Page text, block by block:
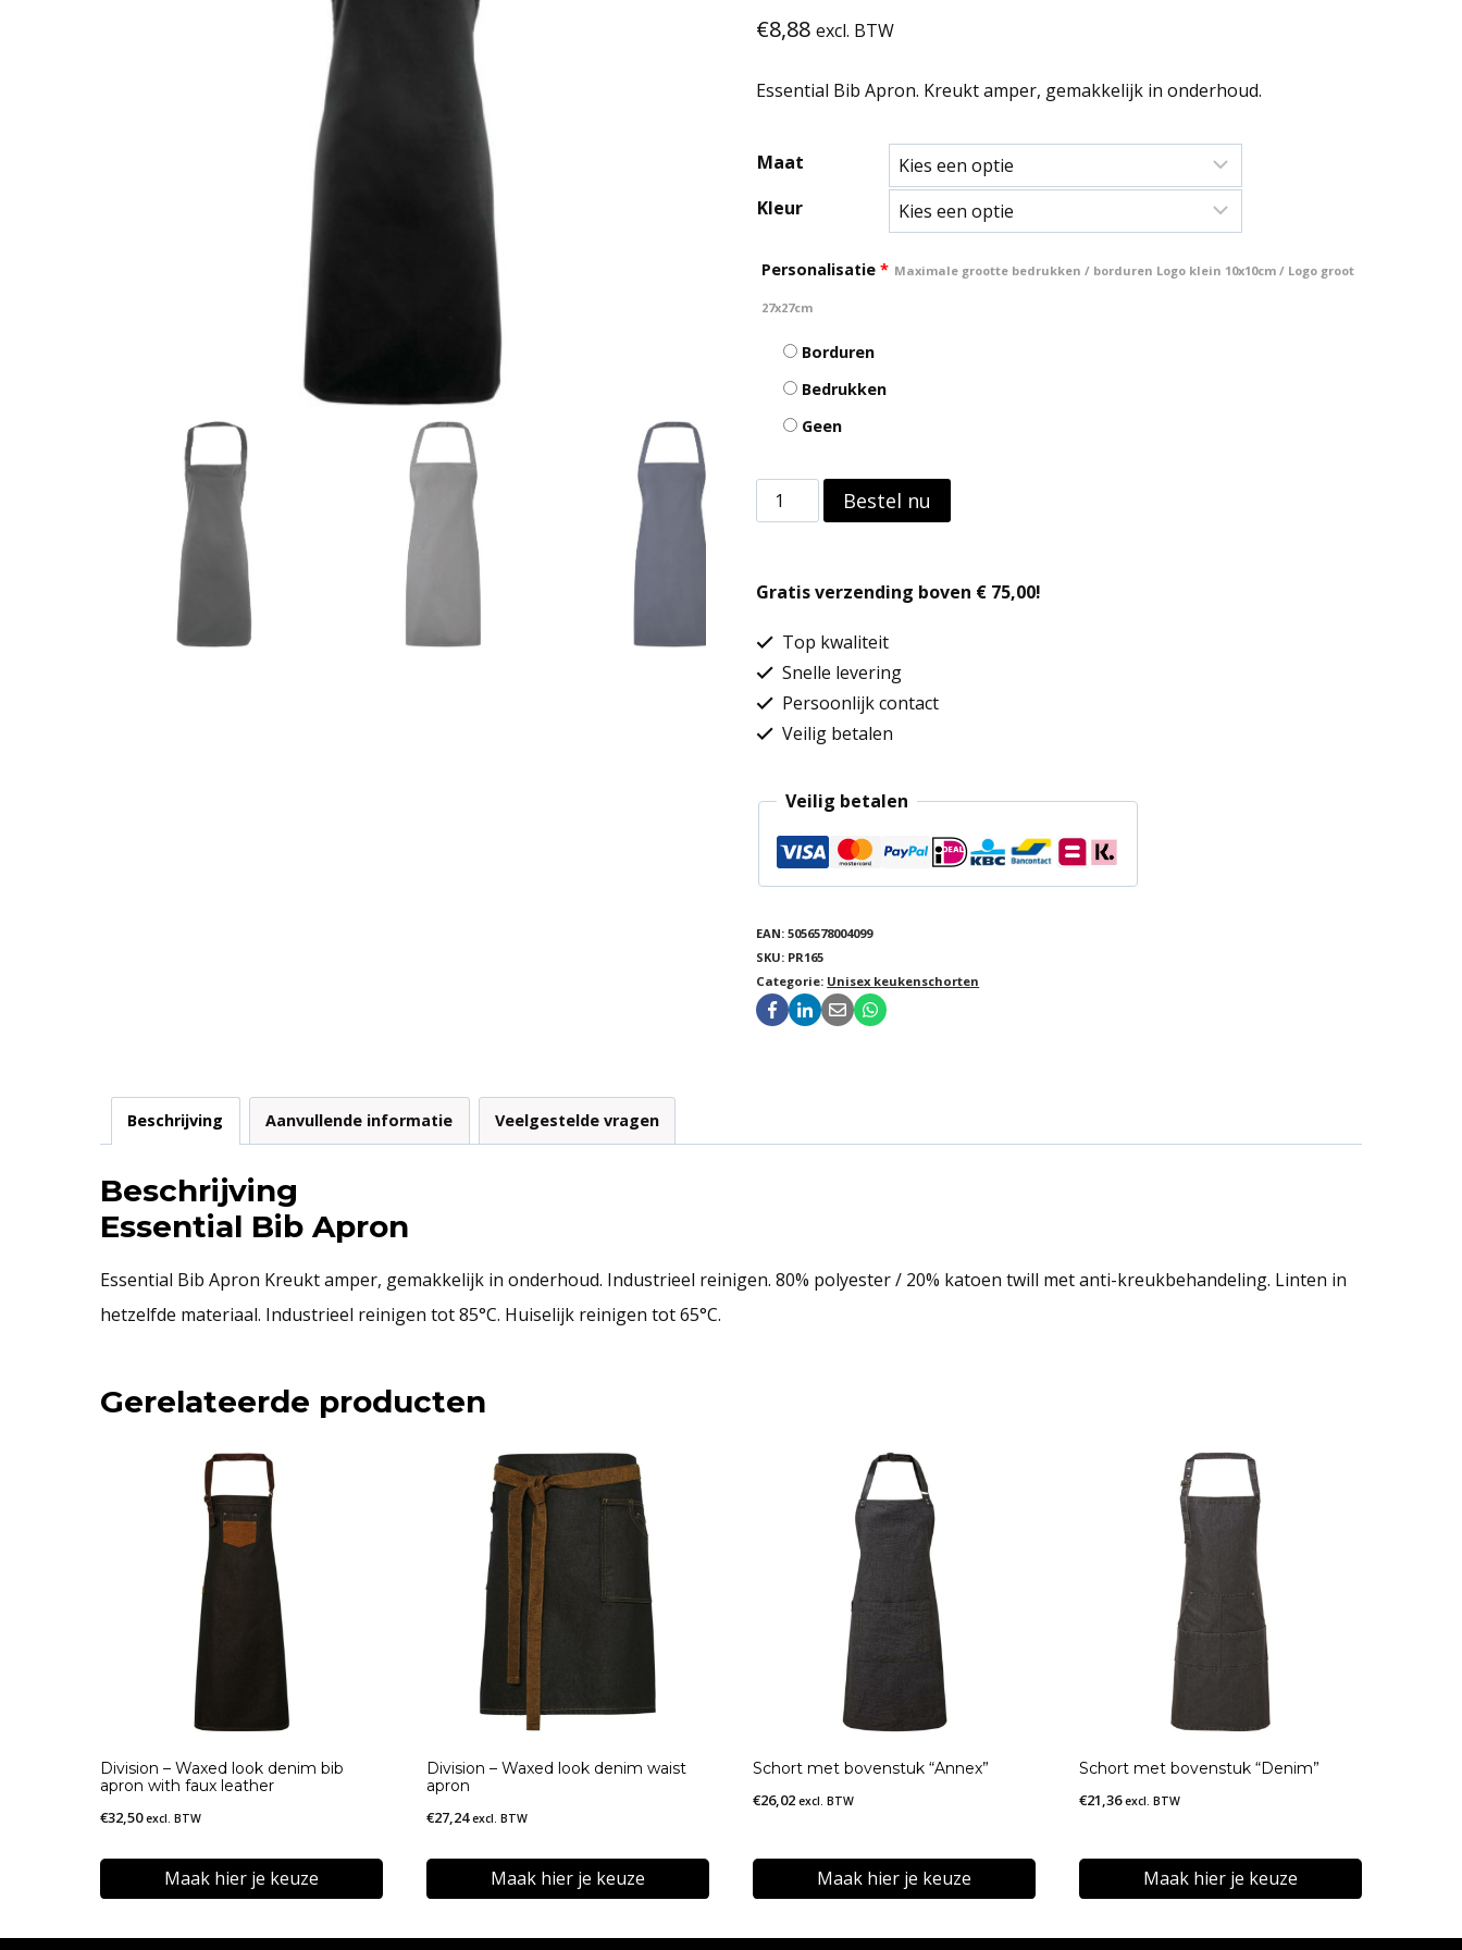
€8,88 excl. BTW
Essential Bib Apron. Kreukt amper, gemakkelijk in onderhoud.
Maat
Kleur
Personalisatie * Maximale grootte bedrukken / borduren Logo klein 10x10cm / Logo groot
27x27cm
Borduren
Bedrukken
Geen
Essential
Bib
aantal
Bestel nu
Gratis verzending boven € 75,00!
Top kwaliteit
Snelle levering
Persoonlijk contact
Veilig betalen
Veilig betalen
EAN:5056578004099
SKU: PR165
Categorie: Unisex keukenschorten
Beschrijving Aanvullende informatie Veelgestelde vragen
Beschrijving
Essential Bib Apron
Essential Bib Apron Kreukt amper, gemakkelijk in onderhoud. Industrieel reinigen. 80% polyester / 20% katoen twill met anti-kreukbehandeling. Linten in
hetzelfde materiaal. Industrieel reinigen tot 85°C. Huiselijk reinigen tot 65°C.
Gerelateerde producten
Division – Waxed look denim bib
apron with faux leather
€32,50 excl. BTW
Maak hier je keuze
Division – Waxed look denim waist
apron
€27,24 excl. BTW
Maak hier je keuze
Schort met bovenstuk “Annex”
€26,02 excl. BTW
Maak hier je keuze
Schort met bovenstuk “Denim”
€21,36 excl. BTW
Maak hier je keuze